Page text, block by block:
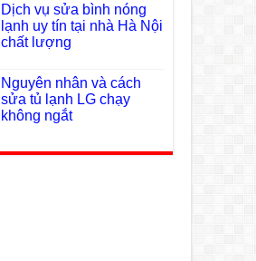
Dịch vụ sửa bình nóng
lạnh uy tín tại nhà Hà Nội
chất lượng
Nguyên nhân và cách
sửa tủ lạnh LG chạy
không ngắt